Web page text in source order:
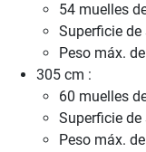
54 muelles
Superficie
Peso máx.
305 cm :
60 muelles
Superficie
Peso máx.